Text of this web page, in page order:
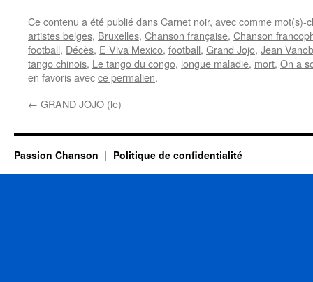
Ce contenu a été publié dansCarnet noir, avec comme mot(s)-
artistes belges, Bruxelles, Chanson française, Chanson
football, Décès, E Viva Mexico, football, Grand Jojo, Jean
tango chinois, Le tango du congo, longue maladie, mort, On a
en favoris avecce permalien.
← GRAND JOJO (le)
Passion Chanson Politique de confidentialité